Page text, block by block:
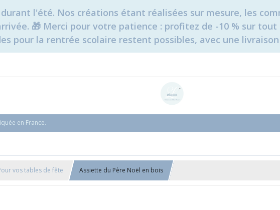
l'été. Nos créations étant réalisées sur mesure, les
🎁 Merci pour votre patience : profitez de -10 % sur tout
pour la rentrée scolaire restent possibles, avec une
en France.
vos tables de fête Assiette du Père Noël en bois